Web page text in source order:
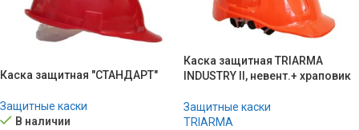
Каска защитная "СТАНДАРТ"
Защитные каски
В наличии
Каска защитная TRIARMA
INDUSTRY II, невент.+ храповик
Защитные каски
TRIARMA